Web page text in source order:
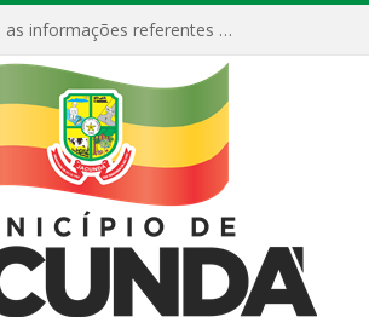
Relatórios Detalhados contendo todas as informações referentes a execução de recursos destinados ao fomento de projetos culturais no Município de Jacundá entre os anos de 2022 ao presente ano de 2026.